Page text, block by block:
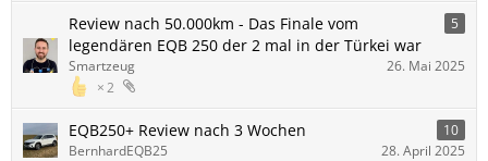
Review nach 50.000km - Das Finale vom
legendären EQB 250 der 2 mal in der Türkei war
5
2
Smartzeug 26. Mai 2025
EQB250+ Review nach 3 Wochen
10
BernhardEQB25
28. April 2025